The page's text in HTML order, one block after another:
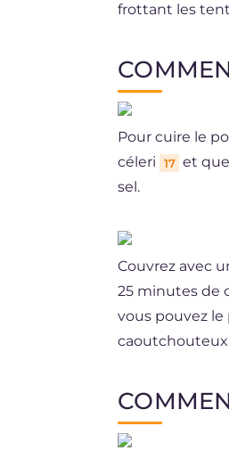
frottant les
Pour cuire le
céleri
17 et
sel.
Couvrez avec
25 minutes de
vous pouvez